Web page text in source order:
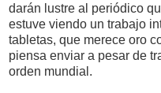
darán lustre al periódico
estuve viendo un trabajo
tabletas, que merece oro
piensa enviar a pesar de
orden mundial.